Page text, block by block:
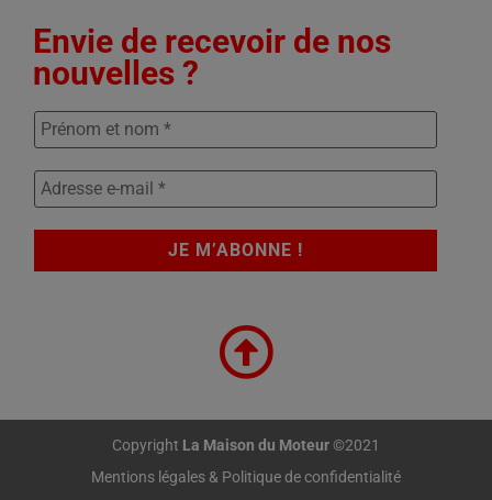
Envie de recevoir de nos
nouvelles ?
Copyright La Maison du Moteur©2021
Mentions légales & Politique de confidentialité